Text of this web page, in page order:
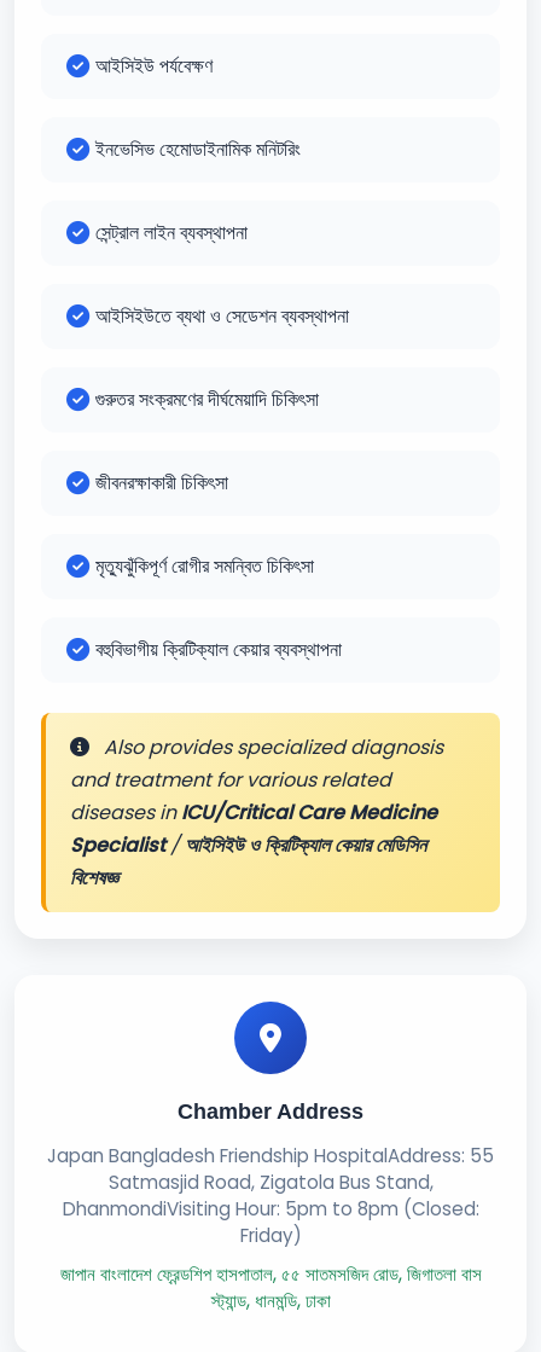
আইসিইউ পর্যবেক্ষণ
ইনভেসিভ হেমোডাইনামিক মনিটরিং
সেন্ট্রাল লাইন ব্যবস্থাপনা
আইসিইউতে ব্যথা ও সেডেশন ব্যবস্থাপনা
গুরুতর সংক্রমণের দীর্ঘমেয়াদি চিকিৎসা
জীবনরক্ষাকারী চিকিৎসা
মৃত্যুঝুঁকিপূর্ণ রোগীর সমন্বিত চিকিৎসা
বহুবিভাগীয় ক্রিটিক্যাল কেয়ার ব্যবস্থাপনা
Also provides specialized diagnosis
and treatment for various related
diseases inICU/Critical Care Medicine
Specialist/আইসিইউ ও ক্রিটিক্যাল কেয়ার মেডিসিন
বিশেষজ্ঞ
Chamber Address
Japan Bangladesh Friendship HospitalAddress: 55
Satmasjid Road, Zigatola Bus Stand,
DhanmondiVisiting Hour: 5pm to 8pm (Closed:
Friday)
জাপান বাংলাদেশ ফ্রেন্ডশিপ হাসপাতাল, ৫৫ সাতমসজিদ রোড, জিগাতলা বাস
স্ট্যান্ড, ধানমন্ডি, ঢাকা